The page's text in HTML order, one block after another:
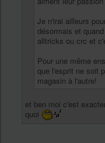
Je n'irai ailleurs
désormais et
alltricks ou crc et
Pour une même
que l'esprit ne soit
magasin à l'autre!
et ben moi c'est
quoi